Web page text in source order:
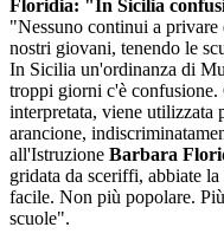
Floridia: "In Sicilia
"Nessuno continui a
nostri giovani, tenendo le
In Sicilia un'ordinanza di
troppi giorni c'è confusione.
interpretata, viene utilizzata
arancione,
all'Istruzione Barbara
gridata da sceriffi, abbiate
facile. Non più popolare.
scuole".